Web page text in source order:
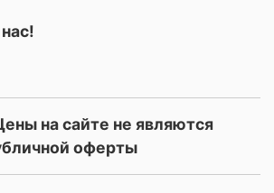
на сайте не являются
оферты